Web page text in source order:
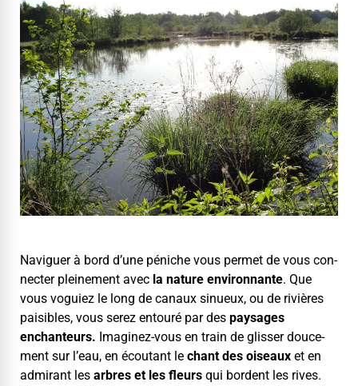
Nav­iguer à bord d’une péniche vous per­met de vous con­
necter pleine­ment avec la nature envi­ron­nante. Que
vous vogu­iez le long de canaux sin­ueux, ou de riv­ières
pais­i­bles, vous serez entouré par des paysages
enchanteurs. Imag­inez-vous en train de gliss­er douce­
ment sur l’eau, en écoutant le chant des oiseaux et en
admi­rant les arbres et les fleurs qui bor­dent les rives.